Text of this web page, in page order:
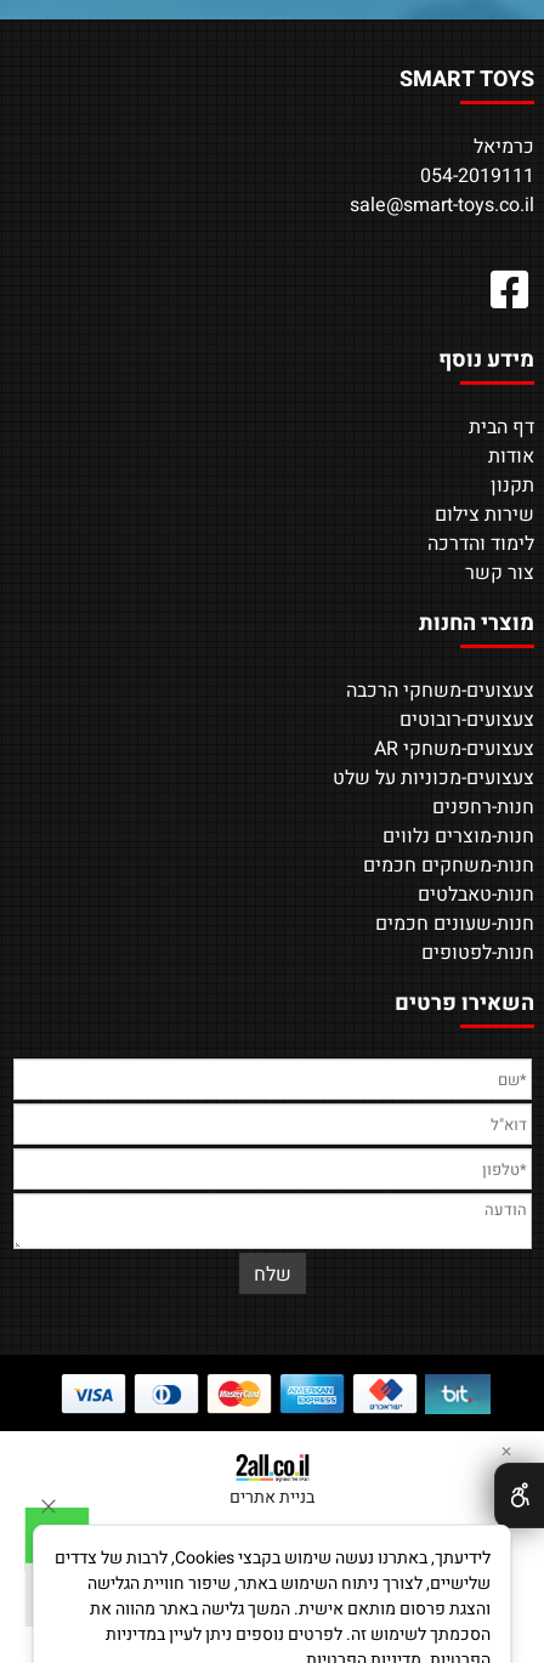
SMART TOYS
כרמיאל
054-2019111
sale@smart-toys.co.il
מידע נוסף
דף הבית
אודות
תקנון
שירות צילום
לימוד והדרכה
צור קשר
מוצרי החנות
צעצועים-משחקי הרכבה
צעצועים-רובוטים
צעצועים-משחקי AR
צעצועים-מכוניות על שלט
חנות-רחפנים
חנות-מוצרים נלווים
חנות-משחקים חכמים
חנות-טאבלטים
חנות-שעונים חכמים
חנות-לפטופים
השאירו פרטים
בניית אתרים
✕
לידיעתך, באתרנו נעשה שימוש בקבצי Cookies, לרבות של צדדים
שלישיים, לצורך ניתוח השימוש באתר, שיפור חוויית הגלישה
והצגת פרסום מותאם אישית. המשך גלישה באתר מהווה את
הסכמתך לשימוש זה. לפרטים נוספים ניתן לעיין במדיניות